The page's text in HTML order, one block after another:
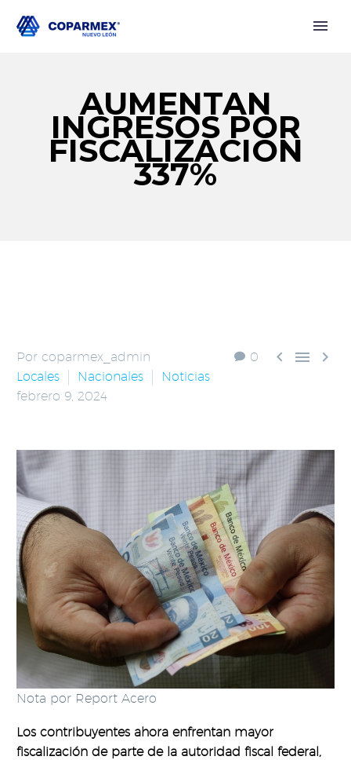
AUMENTAN
INGRESOS POR
FISCALIZACIÓN
337%
0   
Por coparmex_admin
Locales
Nacionales
Noticias
febrero 9, 2024
Nota por Report Acero
Los contribuyentes ahora enfrentan mayor
fiscalización de parte de la autoridad fiscal federal,